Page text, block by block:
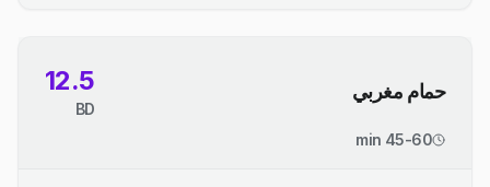
حمام مغربي 12.5
BD
45-60 min